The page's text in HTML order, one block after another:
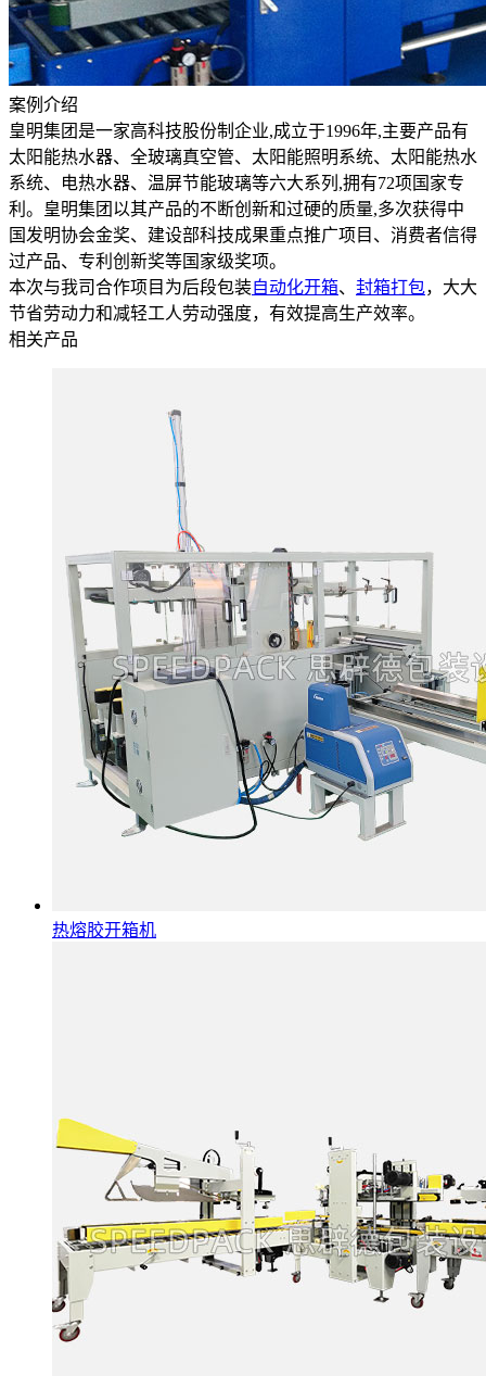
案例介绍
皇明集团是一家高科技股份制企业,成立于1996年,主要产品有
太阳能热水器、全玻璃真空管、太阳能照明系统、太阳能热水
系统、电热水器、温屏节能玻璃等六大系列,拥有72项国家专
利。皇明集团以其产品的不断创新和过硬的质量,多次获得中
国发明协会金奖、建设部科技成果重点推广项目、消费者信得
过产品、专利创新奖等国家级奖项。
本次与我司合作项目为后段包装自动化开箱、 封箱打包，大大
节省劳动力和减轻工人劳动强度，有效提高生产效率。
相关产品
热熔胶开箱机